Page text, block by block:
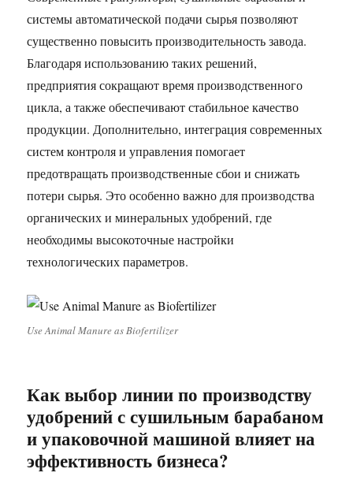
системы автоматической подачи сырья позволяют
существенно повысить производительность завода.
Благодаря использованию таких решений,
предприятия сокращают время производственного
цикла, а также обеспечивают стабильное качество
продукции. Дополнительно, интеграция современных
систем контроля и управления помогает
предотвращать производственные сбои и снижать
потери сырья. Это особенно важно для производства
органических и минеральных удобрений, где
необходимы высокоточные настройки
технологических параметров.
Use Animal Manure as Biofertilizer
Как выбор линии по производству
удобрений с сушильным барабаном
и упаковочной машиной влияет на
эффективность бизнеса?